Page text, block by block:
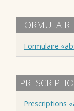
FORMULAIRE
Formulaire
Prescriptions